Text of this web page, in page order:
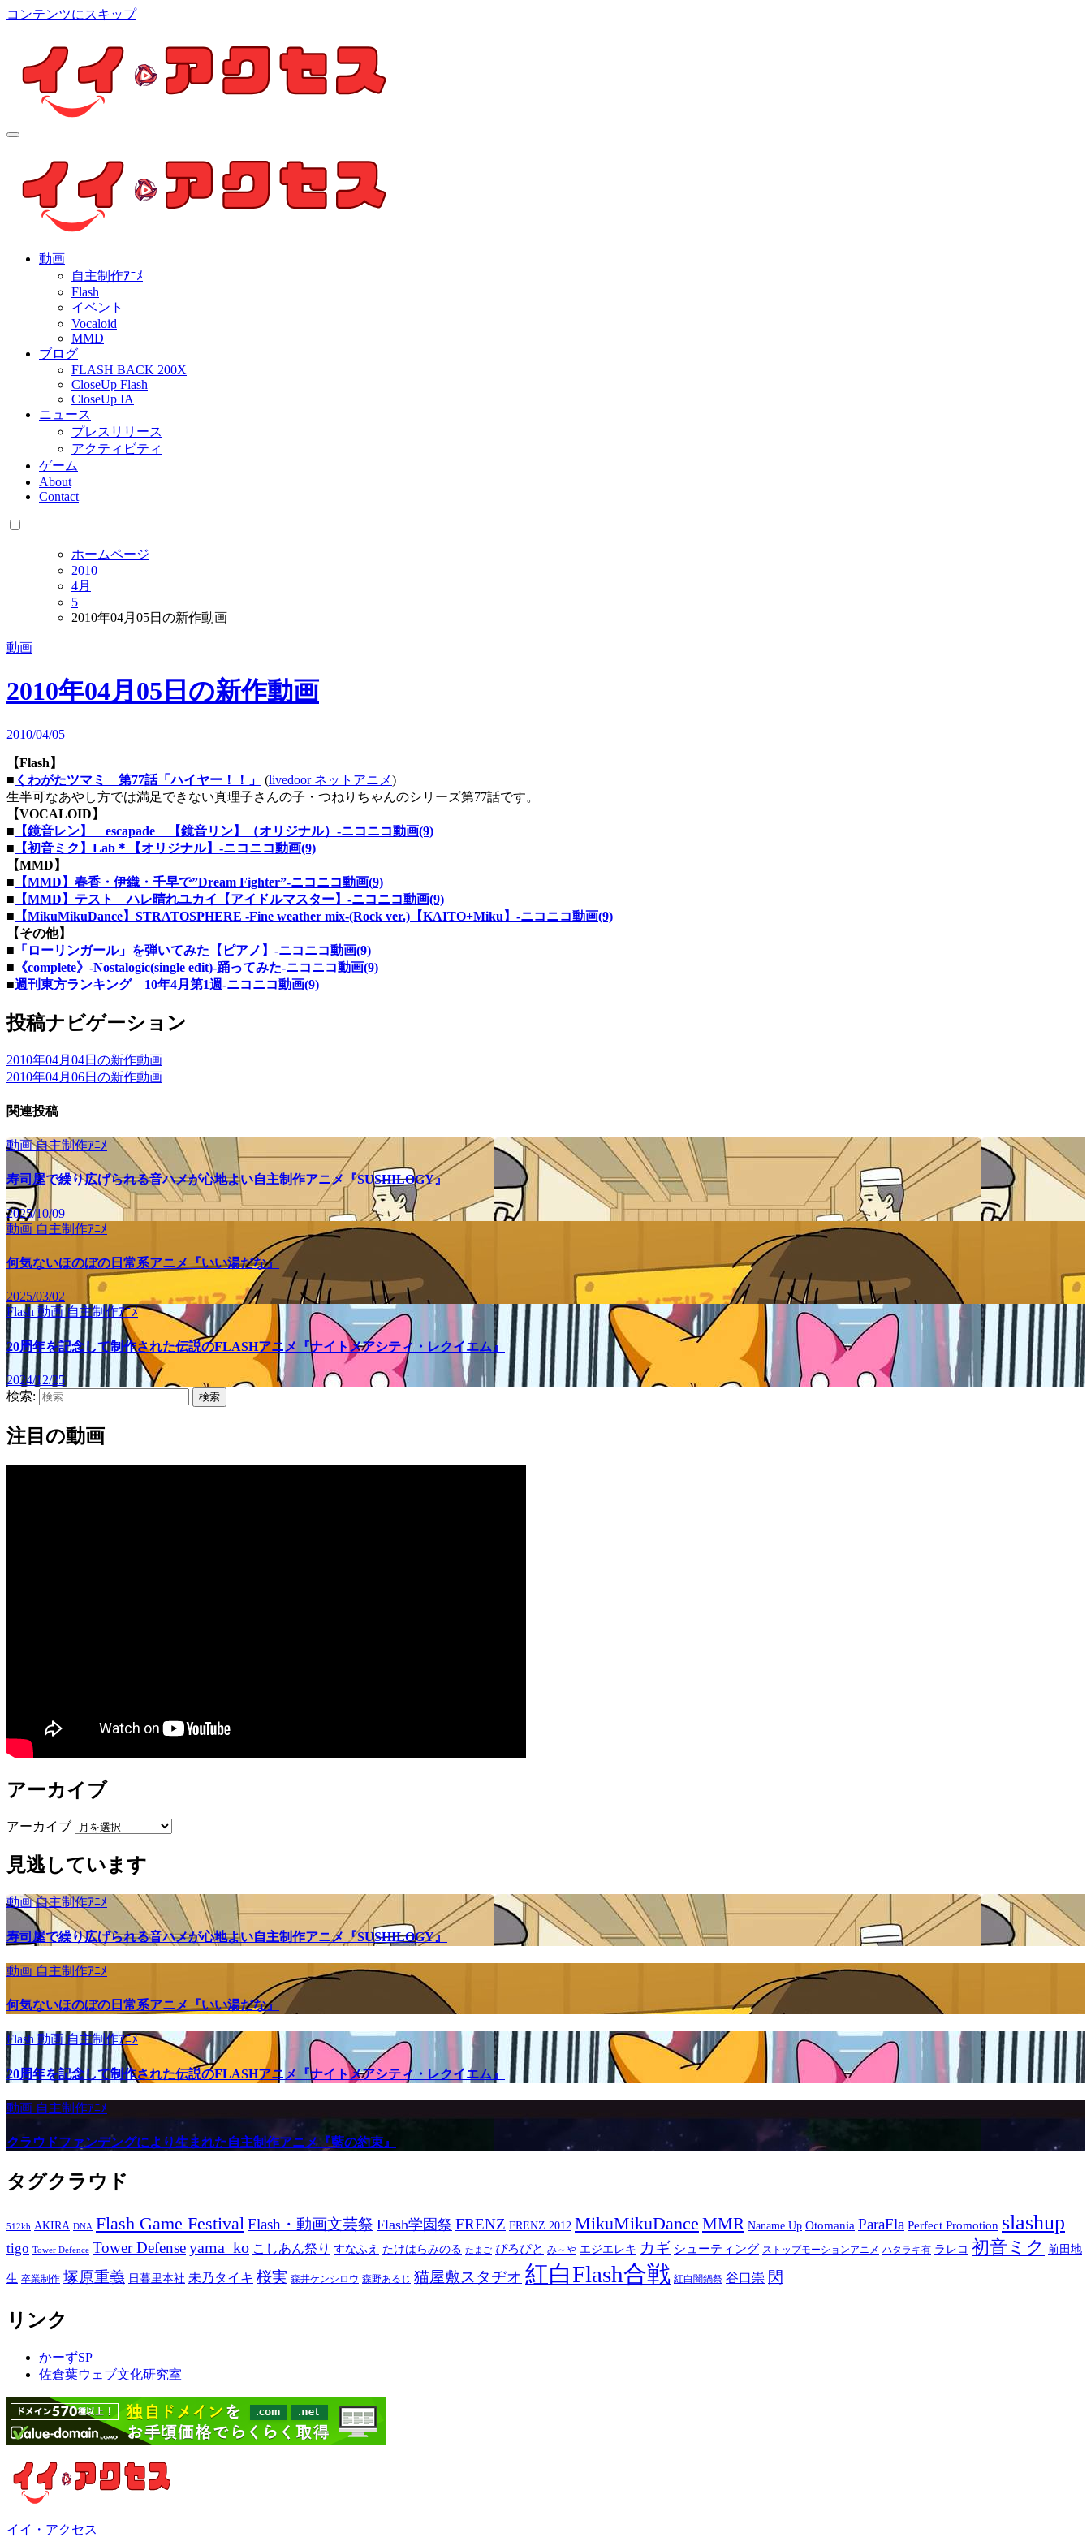
コンテンツにスキップ
個人制作アニメを中心とした動画紹介ブログ
動画
自主制作ｱﾆﾒ
Flash
イベント
Vocaloid
MMD
ブログ
FLASH BACK 200X
CloseUp Flash
CloseUp IA
ニュース
プレスリリース
アクティビティ
ゲーム
About
Contact
ホームページ
2010
4月
5
2010年04月05日の新作動画
動画
2010年04月05日の新作動画
2010/04/05
【Flash】
■ くわがたツマミ 第77話「ハイヤー！！」 (livedoor ネットアニメ)
生半可なあやし方では満足できない真理子さんの子・つねりちゃんのシリーズ第77話です。
【VOCALOID】
■ 【鏡音レン】 escapade 【鏡音リン】（オリジナル）‐ニコニコ動画(9)
■ 【初音ミク】Lab＊【オリジナル】‐ニコニコ動画(9)
【MMD】
■ 【MMD】春香・伊織・千早で”Dream Fighter”‐ニコニコ動画(9)
■ 【MMD】テスト ハレ晴れユカイ【アイドルマスター】‐ニコニコ動画(9)
■ 【MikuMikuDance】STRATOSPHERE -Fine weather mix-(Rock ver.)【KAITO+Miku】‐ニコニコ動画(9)
【その他】
■ 「ローリンガール」を弾いてみた【ピアノ】‐ニコニコ動画(9)
■ 《complete》-Nostalogic(single edit)-踊ってみた‐ニコニコ動画(9)
■週刊東方ランキング 10年4月第1週‐ニコニコ動画(9)
投稿ナビゲーション
2010年04月04日の新作動画
2010年04月06日の新作動画
関連投稿
動画自主制作ｱﾆﾒ
寿司屋で繰り広げられる音ハメが心地よい自主制作アニメ『SUSHILOGY』
2025/10/09
動画 自主制作ｱﾆﾒ
何気ないほのぼの日常系アニメ『いい湯だな』
2025/03/02
Flash 動画自主制作ｱﾆﾒ
20周年を記念して制作された伝説のFLASHアニメ『ナイトメアシティ・レクイエム』
2024/12/25
検索:
注目の動画
アーカイブ
アーカイブ
見逃しています
動画自主制作ｱﾆﾒ
寿司屋で繰り広げられる音ハメが心地よい自主制作アニメ『SUSHILOGY』
動画 自主制作ｱﾆﾒ
何気ないほのぼの日常系アニメ『いい湯だな』
Flash 動画自主制作ｱﾆﾒ
20周年を記念して制作された伝説のFLASHアニメ『ナイトメアシティ・レクイエム』
動画 自主制作ｱﾆﾒ
クラウドファンデングにより生まれた自主制作アニメ『藍の約束』
タグクラウド
512kb AKIRA DNA Flash Game FestivalFlash・動画文芸祭 Flash学園祭 FRENZ FRENZ 2012 MikuMikuDance MMR Naname Up Otomania ParaFla Perfect Promotion slashup
tigo Tower Defence Tower Defenseyama_ko こしあん祭り すなふえ たけはらみのる たまご ぴろぴと み～や エジエレキ カギ シューティング ストップモーションアニメ ハタラキ有 ラレコ 初音ミク 前田地
生 卒業制作 塚原重義 日暮里本社 未乃タイキ 桜実 森井ケンシロウ 森野あるじ 猫屋敷スタヂオ 紅白Flash合戦 紅白闇鍋祭 谷口崇 閃
リンク
かーずSP
佐倉葉ウェブ文化研究室
イイ・アクセス